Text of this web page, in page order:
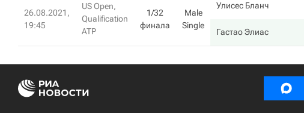
26.08.2021,
19:45
US Open,
Qualification
ATP
1/32
финала
Male
Single
Улисес Бланч
Гастао Элиас